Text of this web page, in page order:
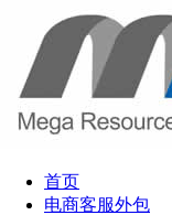
首页
电商客服外包